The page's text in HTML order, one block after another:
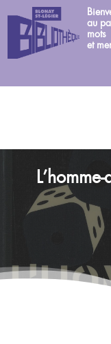
au
mots
et